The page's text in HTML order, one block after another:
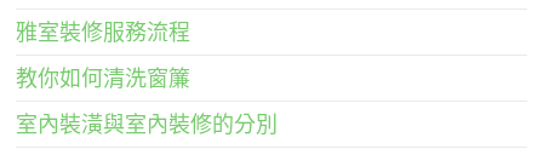
雅室裝修服務流程
教你如何清洗窗簾
室內裝潢與室內裝修的分別